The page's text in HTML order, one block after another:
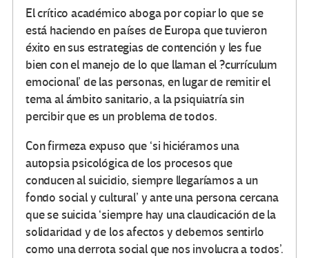
El crítico académico aboga por copiar lo que se
está haciendo en países de Europa que tuvieron
éxito en sus estrategias de contención y les fue
bien con el manejo de lo que llaman el ?currículum
emocional’ de las personas, en lugar de remitir el
tema al ámbito sanitario, a la psiquiatría sin
percibir que es un problema de todos.
Con firmeza expuso que ‘si hiciéramos una
autopsia psicológica de los procesos que
conducen al suicidio, siempre llegaríamos a un
fondo social y cultural’ y ante una persona cercana
que se suicida ‘siempre hay una claudicación de la
solidaridad y de los afectos y debemos sentirlo
como una derrota social que nos involucra a todos’.